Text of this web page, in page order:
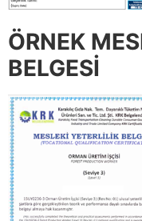
ÖRNEK
BELGESİ